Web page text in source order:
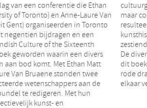
van een conferentie die Ethan
of Toronto) en Anne-Laure Van
Gent) organiseerden in Toronto
negentien bijdragen en een
Culture of the Sixteenth
geworden waarin een divers
aan bod komt. Met Ethan Matt
Van Bruaene stonden twee
wetenschappers aan de
te redigeren. Met hun
kunst- en
brengen ze beiden een ander,
perspectief met zich mee. Dat
boek met bijdragen van zowel
over cultuur in de
De
dit
rode
elkaar